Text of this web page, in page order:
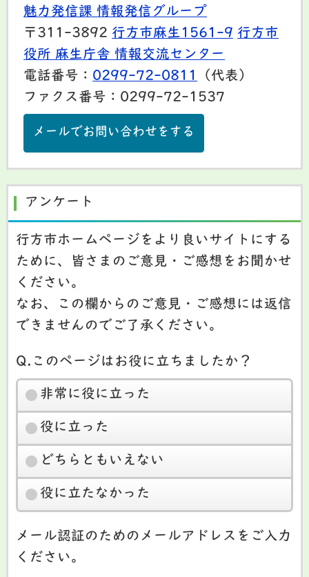
魅力発信課 情報発信グループ
〒311-3892 行方市麻生1561-9 行方市
役所 麻生庁舎 情報交流センター
電話番号： 0299-72-0811
（代表）
ファクス番号：0299-72-1537
メールでお問い合わせをする
アンケート
行方市ホームページをより良いサイトにする
ために、皆さまのご意見・ご感想をお聞かせ
ください。
なお、この欄からのご意見・ご感想には返信
できませんのでご了承ください。
Q.このページはお役に立ちましたか？
非常に役に立った
役に立った
どちらともいえない
役に立たなかった
メール認証のためのメールアドレスをご入力
ください。